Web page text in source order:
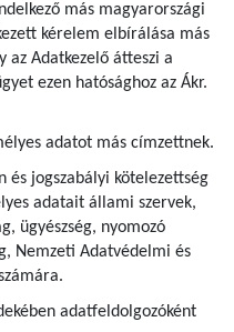
más magyarországi
kérelem elbírálása más
az Adatkezelő átteszi a
ezen hatósághoz az Ákr.
adatot más címzettnek.
és jogszabályi kötelezettség
adatait állami szervek,
ügyészség, nyomozó
Nemzeti Adatvédelmi és
adatfeldolgozóként